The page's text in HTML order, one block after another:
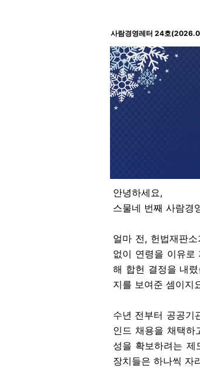
사람경영레터 24호
안녕하세요,
스물네 번째 사람경
얼마 전, 헌법재판
없이 연령을 이유로
해 합헌 결정을 내
지를 보여준 셈이지
수년 전부터 공공기
인드 채용을 채택하
성을 확보하려는
장치들은 하나씩 자